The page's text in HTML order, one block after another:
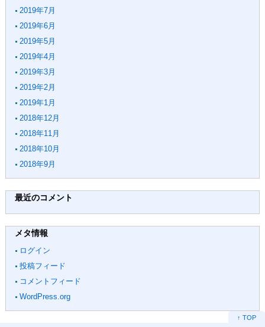
2019年7月
2019年6月
2019年5月
2019年4月
2019年3月
2019年2月
2019年1月
2018年12月
2018年11月
2018年10月
2018年9月
最近のコメント
メタ情報
ログイン
投稿フィード
コメントフィード
WordPress.org
↑ TOP